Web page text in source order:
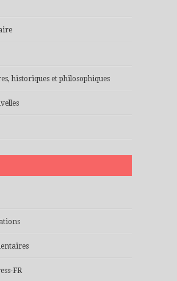
historiques et philosophiques
FR